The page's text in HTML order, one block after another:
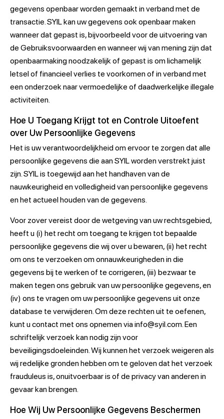
gegevens openbaar worden gemaakt in verband met de
transactie. SYIL kan uw gegevens ook openbaar maken
wanneer dat gepast is, bijvoorbeeld voor de uitvoering van
de Gebruiksvoorwaarden en wanneer wij van mening zijn dat
openbaarmaking noodzakelijk of gepast is om lichamelijk
letsel of financieel verlies te voorkomen of in verband met
een onderzoek naar vermoedelijke of daadwerkelijke illegale
activiteiten.
Hoe U Toegang Krijgt tot en Controle Uitoefent
over Uw Persoonlijke Gegevens
Het is uw verantwoordelijkheid om ervoor te zorgen dat alle
persoonlijke gegevens die aan SYIL worden verstrekt juist
zijn. SYIL is toegewijd aan het handhaven van de
nauwkeurigheid en volledigheid van persoonlijke gegevens
en het actueel houden van de gegevens.
Voor zover vereist door de wetgeving van uw rechtsgebied,
heeft u (i) het recht om toegang te krijgen tot bepaalde
persoonlijke gegevens die wij over u bewaren, (ii) het recht
om ons te verzoeken om onnauwkeurigheden in die
gegevens bij te werken of te corrigeren, (iii) bezwaar te
maken tegen ons gebruik van uw persoonlijke gegevens, en
(iv) ons te vragen om uw persoonlijke gegevens uit onze
database te verwijderen. Om deze rechten uit te oefenen,
kunt u contact met ons opnemen via info@syil.com. Een
schriftelijk verzoek kan nodig zijn voor
beveiligingsdoeleinden. Wij kunnen het verzoek weigeren als
wij redelijke gronden hebben om te geloven dat het verzoek
frauduleus is, onuitvoerbaar is of de privacy van anderen in
gevaar kan brengen.
Hoe Wij Uw Persoonlijke Gegevens Beschermen